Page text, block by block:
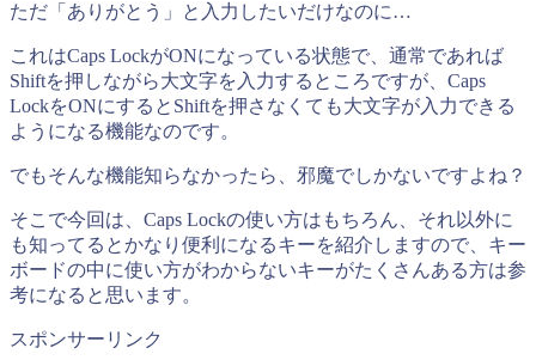
ただ「ありがとう」と入力したいだけなのに…
これはCaps LockがONになっている状態で、通常であれば
Shiftを押しながら大文字を入力するところですが、Caps
LockをONにするとShiftを押さなくても大文字が入力できる
ようになる機能なのです。
でもそんな機能知らなかったら、邪魔でしかないですよね？
そこで今回は、Caps Lockの使い方はもちろん、それ以外に
も知ってるとかなり便利になるキーを紹介しますので、キー
ボードの中に使い方がわからないキーがたくさんある方は参
考になると思います。
スポンサーリンク